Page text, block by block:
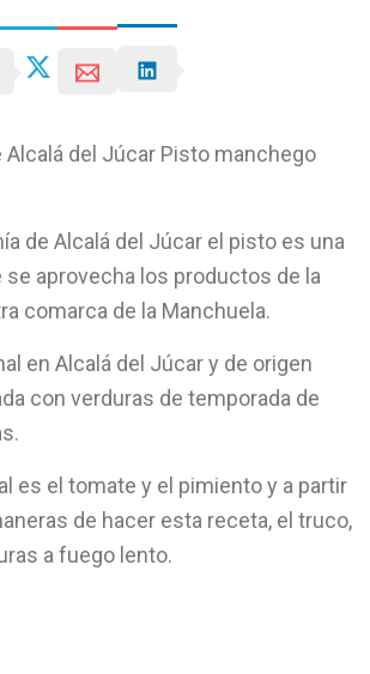
Alcalá del Júcar Pisto manchego
de Alcalá del Júcar el pisto es una
se aprovecha los productos de la
comarca de la Manchuela.
en Alcalá del Júcar y de origen
con verduras de temporada de
es el tomate y el pimiento y a partir
de hacer esta receta, el truco,
a fuego lento.